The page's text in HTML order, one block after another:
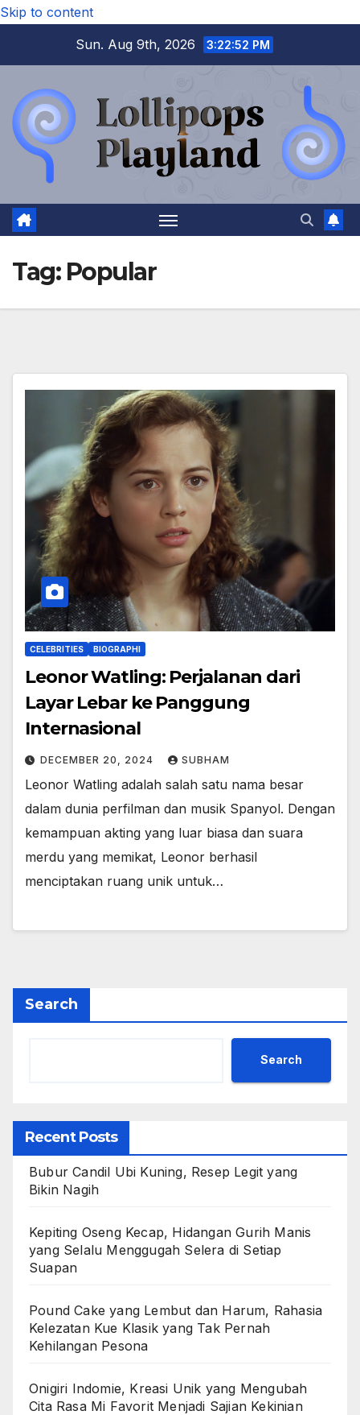
Skip to content
Sun. Aug 9th, 2026
3:22:53 PM
Tag: Popular
CELEBRITIES BIOGRAPHI
Leonor Watling: Perjalanan dari
Layar Lebar ke Panggung
Internasional
DECEMBER 20, 2024 SUBHAM
Leonor Watling adalah salah satu nama besar
dalam dunia perfilman dan musik Spanyol. Dengan
kemampuan akting yang luar biasa dan suara
merdu yang memikat, Leonor berhasil
menciptakan ruang unik untuk…
Search
Search
Recent Posts
Bubur Candil Ubi Kuning, Resep Legit yang
Bikin Nagih
Kepiting Oseng Kecap, Hidangan Gurih Manis
yang Selalu Menggugah Selera di Setiap
Suapan
Pound Cake yang Lembut dan Harum, Rahasia
Kelezatan Kue Klasik yang Tak Pernah
Kehilangan Pesona
Onigiri Indomie, Kreasi Unik yang Mengubah
Cita Rasa Mi Favorit Menjadi Sajian Kekinian